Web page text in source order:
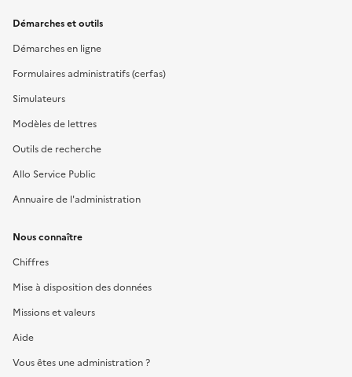
Démarches et outils
Démarches en ligne
Formulaires administratifs (cerfas)
Simulateurs
Modèles de lettres
Outils de recherche
Allo Service Public
Annuaire de l'administration
Nous connaître
Chiffres
Mise à disposition des données
Missions et valeurs
Aide
Vous êtes une administration ?